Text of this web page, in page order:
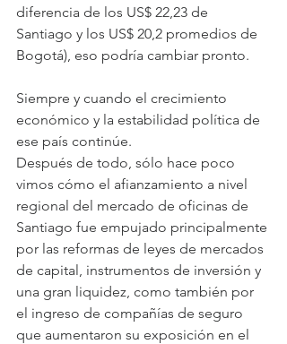
diferencia de los US$ 22,23 de
Santiago y los US$ 20,2 promedios de
Bogotá), eso podría cambiar pronto.
Siempre y cuando el crecimiento
económico y la estabilidad política de
ese país continúe.
Después de todo, sólo hace poco
vimos cómo el afianzamiento a nivel
regional del mercado de oficinas de
Santiago fue empujado principalmente
por las reformas de leyes de mercados
de capital, instrumentos de inversión y
una gran liquidez, como también por
el ingreso de compañías de seguro
que aumentaron su exposición en el